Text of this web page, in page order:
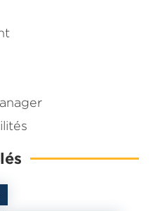
avec vous comment j’ai